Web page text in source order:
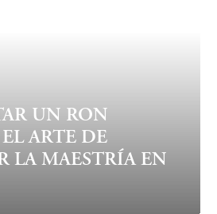
UN RON
ARTE DE
LA MAESTRÍA EN